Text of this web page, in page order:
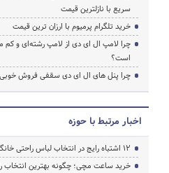
سریع با نازلترین قیمت
خرید تلگرام پرمیوم با ارزان ترین قیمت
چرا لامپ ال ای دی از لامپ رشته‌ای و کم
است؟
چرا پنل های ال ای دی سقفی فروش خوبی
اخبار مرتبط با حوزه
۱۲ اشتباه رایج در انتخاب لباس راحتی خانگی
خرید ساعت مچی؛ چگونه بهترین انتخاب